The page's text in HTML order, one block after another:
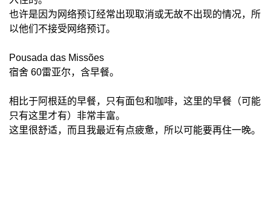
也许是因为网络预订经常出现取消或无故不出现的情况，所
以他们不接受网络预订。
Pousada das Missões
宿舍 60雷亚尔，含早餐。
相比于阿根廷的早餐，只有面包和咖啡，这里的早餐（可能
只有这里才有）非常丰富。
这里很舒适，而且我最近有点疲惫，所以可能要再住一晚。